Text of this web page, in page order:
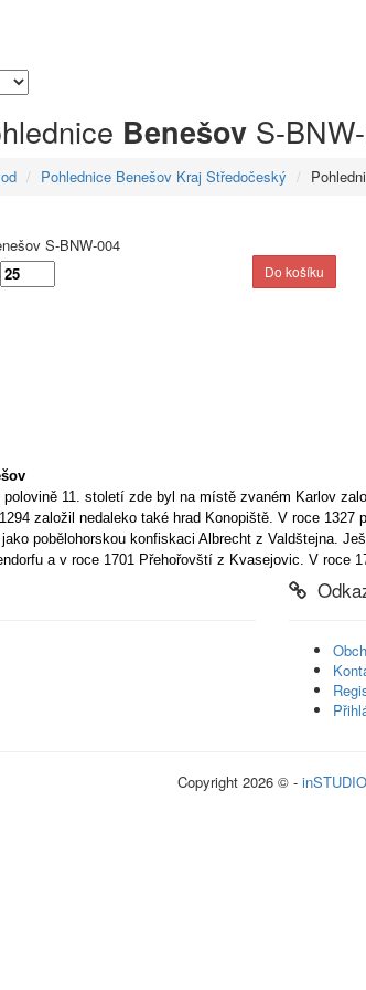
BenešovS-
Pohlednice Benešov Kraj Středočeský
polovině 11. století zde byl na místě zvaném Karlov
založil nedaleko také hrad Konopiště. V roce
jako pobělohorskou konfiskaci Albrecht z Valdštejna.
a v roce 1701 Přehořovští z Kvasejovic. V roce
Copyright 2026 © - inSTUDIO